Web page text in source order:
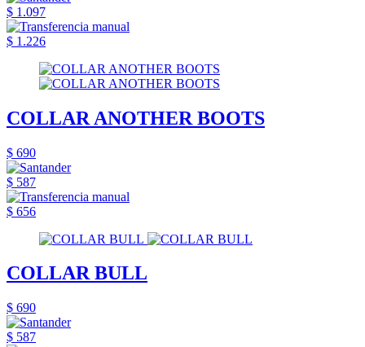
$ 1.097
$ 1.226
COLLAR ANOTHER BOOTS
$ 690
$ 587
$ 656
COLLAR BULL
$ 690
$ 587